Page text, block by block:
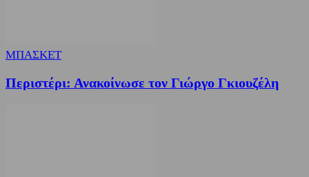
ΜΠΑΣΚΕΤ
Περιστέρι: Ανακοίνωσε τον Γιώργο Γκιουζέλη